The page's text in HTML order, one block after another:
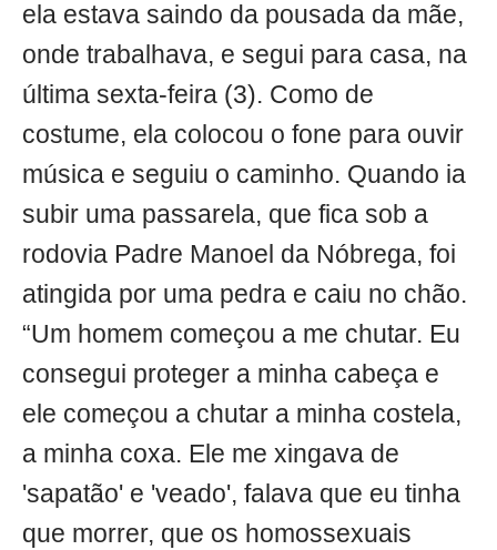
ela estava saindo da pousada da mãe,
onde trabalhava, e segui para casa, na
última sexta-feira (3). Como de
costume, ela colocou o fone para ouvir
música e seguiu o caminho. Quando ia
subir uma passarela, que fica sob a
rodovia Padre Manoel da Nóbrega, foi
atingida por uma pedra e caiu no chão.
“Um homem começou a me chutar. Eu
consegui proteger a minha cabeça e
ele começou a chutar a minha costela,
a minha coxa. Ele me xingava de
'sapatão' e 'veado', falava que eu tinha
que morrer, que os homossexuais